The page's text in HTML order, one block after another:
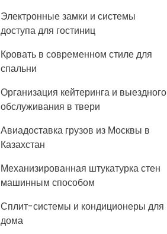
Электронные замки и системы
доступа для гостиниц
Кровать в современном стиле для
спальни
Организация кейтеринга и выездного
обслуживания в твери
Авиадоставка грузов из Москвы в
Казахстан
Механизированная штукатурка стен
машинным способом
Сплит-системы и кондиционеры для
дома